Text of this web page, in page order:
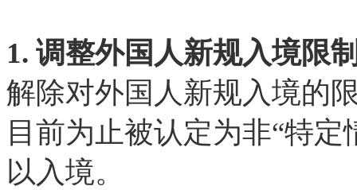
1. 调整外国人新规入境限
解除对外国人新规入境的
目前为止被认定为非“特
以入境。